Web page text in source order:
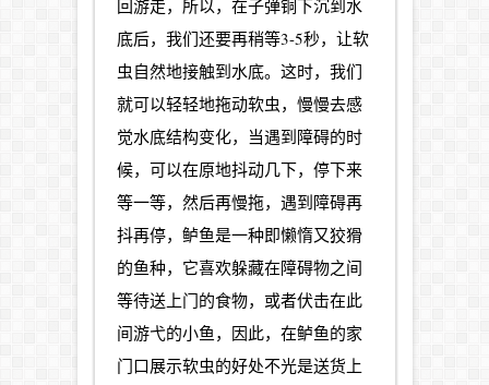
回游走，所以，在子弹铜下沉到水
底后，我们还要再稍等3-5秒，让软
虫自然地接触到水底。这时，我们
就可以轻轻地拖动软虫，慢慢去感
觉水底结构变化，当遇到障碍的时
候，可以在原地抖动几下，停下来
等一等，然后再慢拖，遇到障碍再
抖再停，鲈鱼是一种即懒惰又狡猾
的鱼种，它喜欢躲藏在障碍物之间
等待送上门的食物，或者伏击在此
间游弋的小鱼，因此，在鲈鱼的家
门口展示软虫的好处不光是送货上